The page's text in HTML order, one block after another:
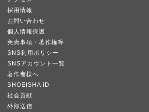
採用情報
お問い合わせ
個人情報保護
免責事項・著作権等
SNS利用ポリシー
SNSアカウント一覧
著作者様へ
SHOEISHA iD
社会貢献
外部送信